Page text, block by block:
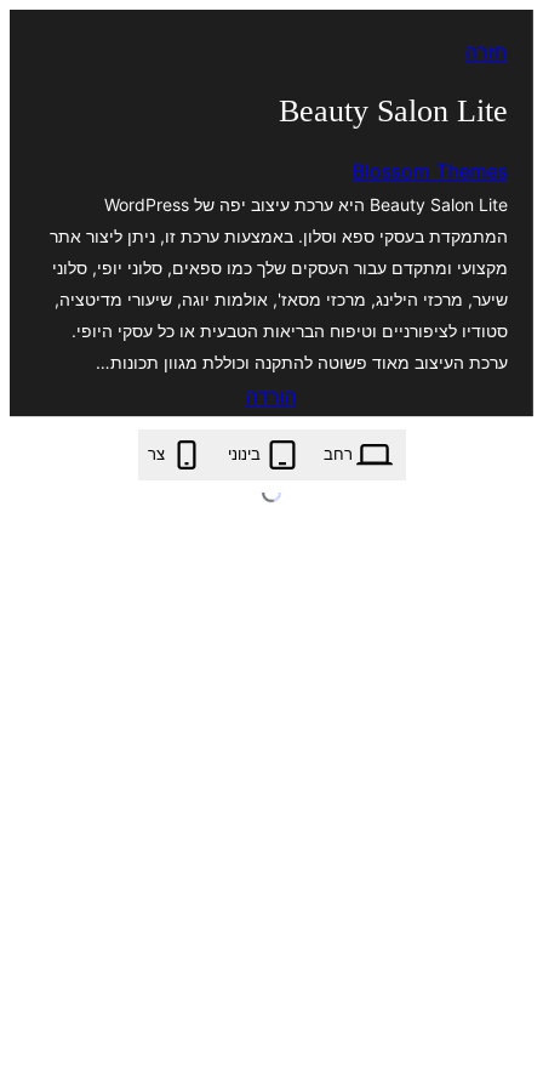
לתוכןחזרה
Beauty Salon Lite
Blossom Themes
Beauty Salon Lite היא ערכת עיצוב יפה של WordPress
המתמקדת בעסקי ספא וסלון. באמצעות ערכת זו, ניתן ליצור אתר
מקצועי ומתקדם עבור העסקים שלך כמו ספאים, סלוני יופי, סלוני
שיער, מרכזי הילינג, מרכזי מסאז', אולמות יוגה, שיעורי מדיטציה,
סטודיו לציפורניים וטיפוח הבריאות הטבעית או כל עסקי היופי.
ערכת העיצוב מאוד פשוטה להתקנה וכוללת מגוון תכונות…
הורדה
beauty-salon-lite.1.0.2.zip
רחב
בינוני צר